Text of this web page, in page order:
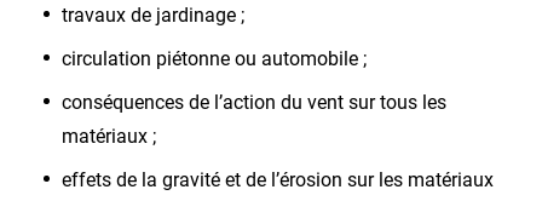
travaux de jardinage ;
circulation piétonne ou automobile ;
conséquences de l’action du vent sur tous les
matériaux ;
effets de la gravité et de l’érosion sur les matériaux